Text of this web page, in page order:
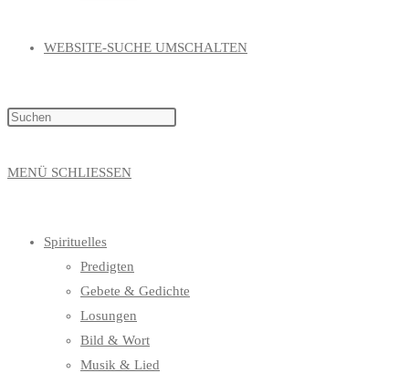
WEBSITE-SUCHE UMSCHALTEN
MENÜ SCHLIESSEN
Spirituelles
Predigten
Gebete & Gedichte
Losungen
Bild & Wort
Musik & Lied